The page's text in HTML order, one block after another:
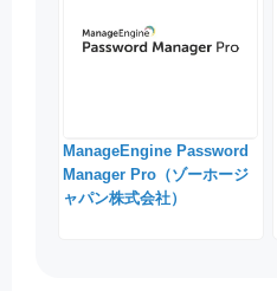
ManageEngine Password
Manager Pro（ゾーホージ
ャパン株式会社）